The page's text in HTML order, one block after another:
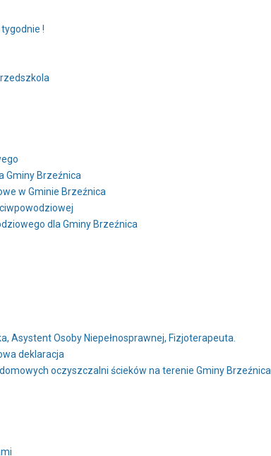
!
Gminy Brzeźnica
w Gminie Brzeźnica
dla Gminy Brzeźnica
Asystent Osoby Niepełnosprawnej, Fizjoterapeuta.
deklaracja
oczyszczalni ścieków na terenie Gminy Brzeźnica